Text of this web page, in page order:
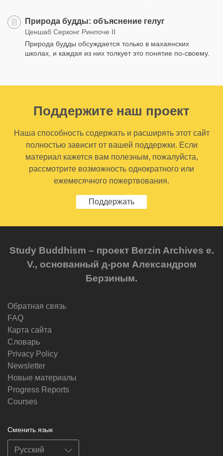
Природа будды: объяснение гелуг
Ценшаб Серконг Ринпоче II
Природа будды обсуждается только в махаянских
школах, и каждая из них толкует это понятие по-своему.
Поддержите наш проект
Наша способность содержать и расширять этот сайт
полностью зависит от вашей поддержки. Если
материал кажется вам полезным, пожалуйста,
рассмотрите возможность однократного или
ежемесячного пожертвования.
Поддержать
Study Buddhism – проект Berzin Archives e.
V., основанный д-ром Александром
Берзиным.
Обратная связь
FAQ
Карта сайта
Словарь
Privacy Policy
Newsletter
Новые материалы
Progress Reports
Courses
Сменить язык